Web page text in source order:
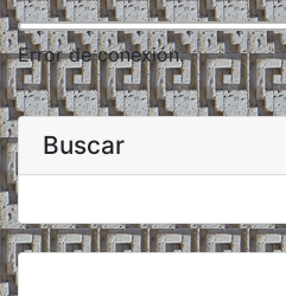
Error de conexión.
Buscar